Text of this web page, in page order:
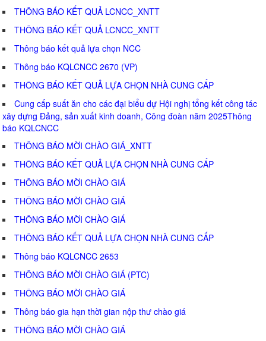
THÔNG BÁO KẾT QUẢ LCNCC_XNTT
THÔNG BÁO KẾT QUẢ LCNCC_XNTT
Thông báo kết quả lựa chọn NCC
Thông báo KQLCNCC 2670 (VP)
THÔNG BÁO KẾT QUẢ LỰA CHỌN NHÀ CUNG CẤP
Cung cấp suất ăn cho các đại biểu dự Hội nghị tổng kết công tác
xây dựng Đảng, sản xuất kinh doanh, Công đoàn năm 2025Thông
báo KQLCNCC
THÔNG BÁO MỜI CHÀO GIÁ_XNTT
THÔNG BÁO KẾT QUẢ LỰA CHỌN NHÀ CUNG CẤP
THÔNG BÁO MỜI CHÀO GIÁ
THÔNG BÁO MỜI CHÀO GIÁ
THÔNG BÁO MỜI CHÀO GIÁ
THÔNG BÁO KẾT QUẢ LỰA CHỌN NHÀ CUNG CẤP
Thông báo KQLCNCC 2653
THÔNG BÁO MỜI CHÀO GIÁ (PTC)
THÔNG BÁO MỜI CHÀO GIÁ
Thông báo gia hạn thời gian nộp thư chào giá
THÔNG BÁO MỜI CHÀO GIÁ